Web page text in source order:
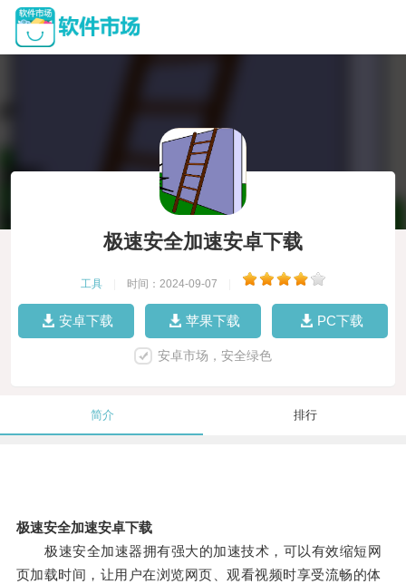
极速安全加速安卓下载
工具 时间：2024-09-07
安卓下载 苹果下载 PC下载
安卓市场，安全绿色
简介 排行
极速安全加速安卓下载
极速安全加速器拥有强大的加速技术，可以有效缩短网
页加载时间，让用户在浏览网页、观看视频时享受流畅的体